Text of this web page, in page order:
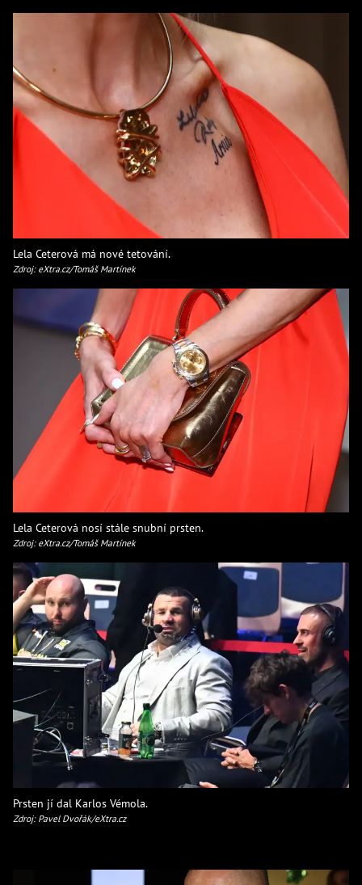
Lela Ceterová má nové tetování.
Zdroj: eXtra.cz/Tomáš Martínek
Lela Ceterová nosí stále snubní prsten.
Zdroj: eXtra.cz/Tomáš Martínek
Prsten jí dal Karlos Vémola.
Zdroj: Pavel Dvořák/eXtra.cz